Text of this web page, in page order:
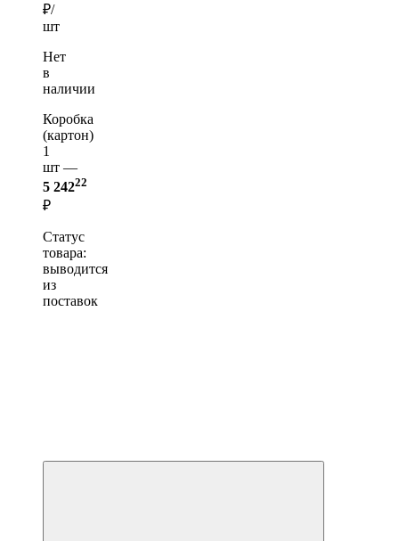
₽/
шт
Нет
в
наличии
Коробка
(картон)
1
шт —
5 24222
₽
Статус
товара:
выводится
из
поставок